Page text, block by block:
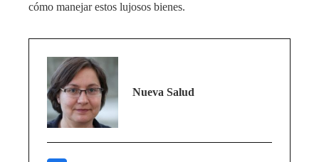
cómo manejar estos lujosos bienes.
Nueva Salud